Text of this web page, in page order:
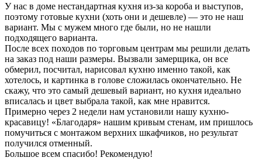
У нас в доме нестандартная кухня из-за короба и выступов,
поэтому готовые кухни (хоть они и дешевле) — это не наш
вариант. Мы с мужем много где были, но не нашли
подходящего варианта.
После всех походов по торговым центрам мы решили делать
на заказ под наши размеры. Вызвали замерщика, он все
обмерил, посчитал, нарисовал кухню именно такой, как
хотелось, и картинка в голове сложилась окончательно. Не
скажу, что это самый дешевый вариант, но кухня идеально
вписалась и цвет выбрала такой, как мне нравится.
Примерно через 2 недели нам установили нашу кухню-
красавицу! «Благодаря» нашим кривым стенам, им пришлось
помучиться с монтажом верхних шкафчиков, но результат
получился отменный.
Большое всем спасибо! Рекомендую!